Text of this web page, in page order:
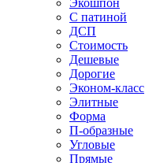
Экошпон
С патиной
ДСП
Стоимость
Дешевые
Дорогие
Эконом-класс
Элитные
Форма
П-образные
Угловые
Прямые